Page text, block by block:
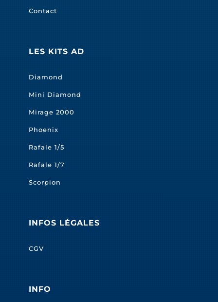
Contact
LES KITS AD
Diamond
Mini Diamond
Mirage 2000
Phoenix
Rafale 1/5
Rafale 1/7
Scorpion
INFOS LÉGALES
CGV
INFO